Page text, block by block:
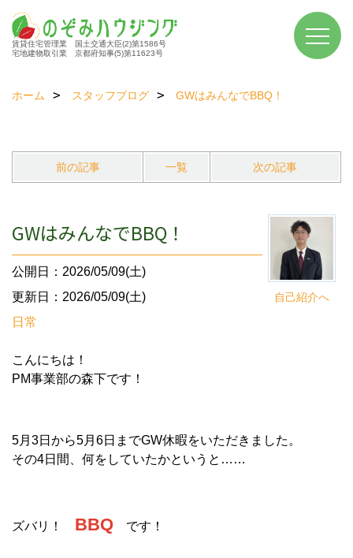
賃貸住宅管理業 国土交通大臣(2)第1586号
宅地建物取引業 京都府知事(5)第11623号
ホーム スタッフブログ GWはみんなでBBQ！
前の記事 一覧 次の記事
自己紹介へ
GWはみんなでBBQ！
公開日：2026/05/09(土)
更新日：2026/05/09(土)
日常
こんにちは！
PM事業部の森下です！
5月3日から5月6日までGW休暇をいただきました。
その4日間、何をしていたかというと……
ズバリ！ BBQ です！